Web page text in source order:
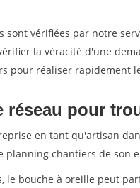
sont vérifiées par notre
la véracité d'une
pour réaliser rapidement
réseau pour
en tant qu'artisan
planning chantiers de son
le bouche à oreille peut